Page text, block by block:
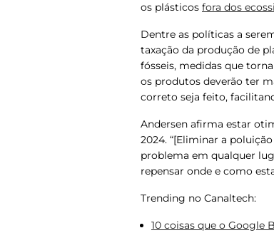
os plásticos fora dos
Dentre as políticas a
taxação da produção de
fósseis, medidas que
os produtos deverão ter
correto seja feito,
Andersen afirma estar
2024. “[Eliminar a
problema em qualquer
repensar onde e como
Trending no Canaltech:
10 coisas que o Google